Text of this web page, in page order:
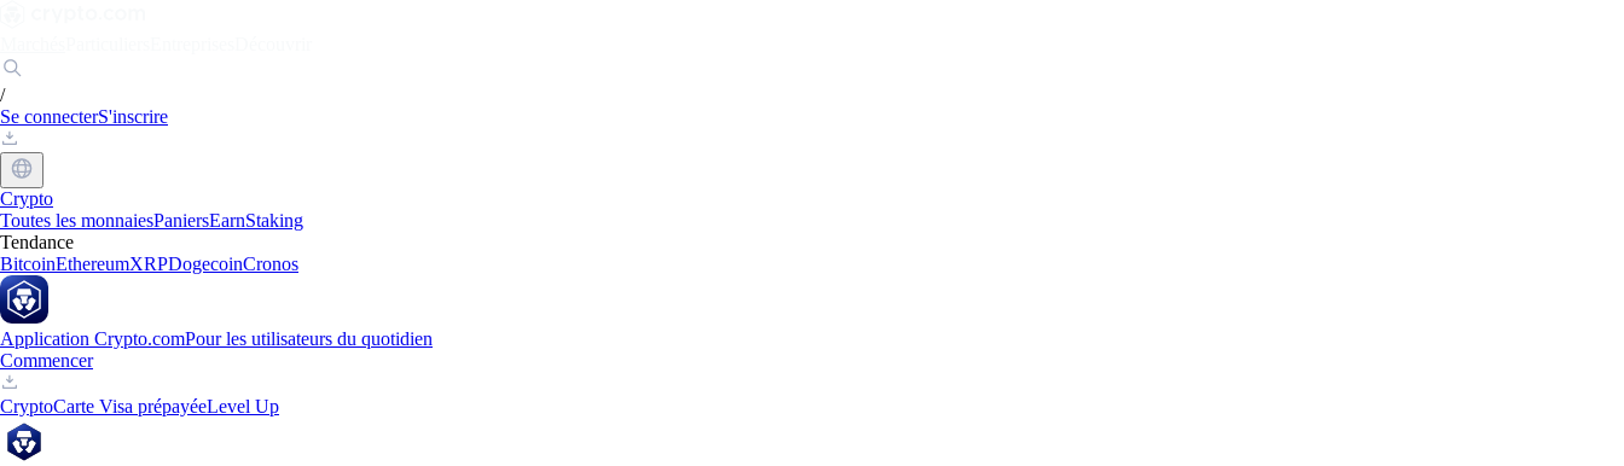
/
Se connecterS'inscrire
Crypto
Toutes les monnaiesPaniersEarnStaking
Tendance
BitcoinEthereumXRPDogecoinCronos
Application Crypto.comPour les utilisateurs du quotidien
Commencer
CryptoCarte Visa prépayéeLevel Up